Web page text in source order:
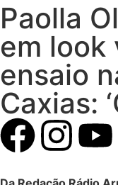
Paolla
em look
ensaio
Caxias: